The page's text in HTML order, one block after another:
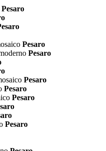
Pesaro
Pesaro
Pesaro
Pesaro
Pesaro
Pesaro
Pesaro